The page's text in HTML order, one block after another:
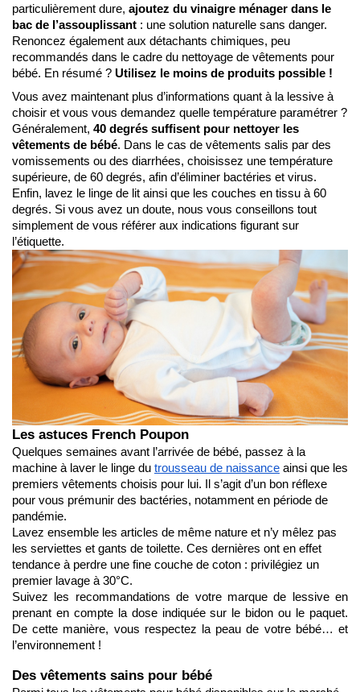
particulièrement dure, ajoutez du vinaigre ménager dans le
bac de l’assouplissant : une solution naturelle sans danger.
Renoncez également aux détachants chimiques, peu
recommandés dans le cadre du nettoyage de vêtements pour
bébé. En résumé ? Utilisez le moins de produits possible !
Vous avez maintenant plus d’informations quant à la lessive à
choisir et vous vous demandez quelle température paramétrer ?
Généralement, 40 degrés suffisent pour nettoyer les
vêtements de bébé. Dans le cas de vêtements salis par des
vomissements ou des diarrhées, choisissez une température
supérieure, de 60 degrés, afin d’éliminer bactéries et virus.
Enfin, lavez le linge de lit ainsi que les couches en tissu à 60
degrés. Si vous avez un doute, nous vous conseillons tout
simplement de vous référer aux indications figurant sur
l’étiquette.
Les astuces French Poupon
Quelques semaines avant l’arrivée de bébé, passez à la
machine à laver le linge du trousseau de naissance ainsi que les
premiers vêtements choisis pour lui. Il s’agit d’un bon réflexe
pour vous prémunir des bactéries, notamment en période de
pandémie.
Lavez ensemble les articles de même nature et n’y mêlez pas
les serviettes et gants de toilette. Ces dernières ont en effet
tendance à perdre une fine couche de coton : privilégiez un
premier lavage à 30°C.
Suivez les recommandations de votre marque de lessive en
prenant en compte la dose indiquée sur le bidon ou le paquet.
De cette manière, vous respectez la peau de votre bébé… et
l’environnement !
Des vêtements sains pour bébé